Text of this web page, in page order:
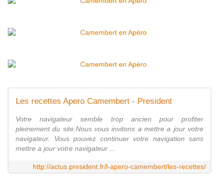
Les recettes Apero Camembert - President
Votre navigateur semble trop ancien pour profiter
pleinement du site.Nous vous invitons a mettre a jour votre
navigateur. Vous pouvez continuer votre navigation sans
mettre a jour votre navigateur ...
http://actus.president.fr/l-apero-camembert/les-recettes/